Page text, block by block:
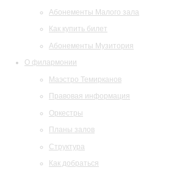
Абонементы Малого зала
Как купить билет
Абонементы Музитория
О филармонии
Маэстро Темирканов
Правовая информация
Оркестры
Планы залов
Структура
Как добраться